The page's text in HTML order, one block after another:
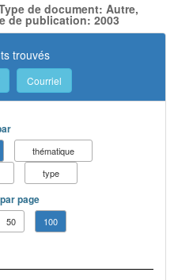
de document: Autre,
de publication: 2003
trouvés
Courriel
thématique
type
page
50 100